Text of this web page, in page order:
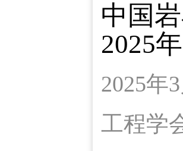
中国
2025
2025年
工程学